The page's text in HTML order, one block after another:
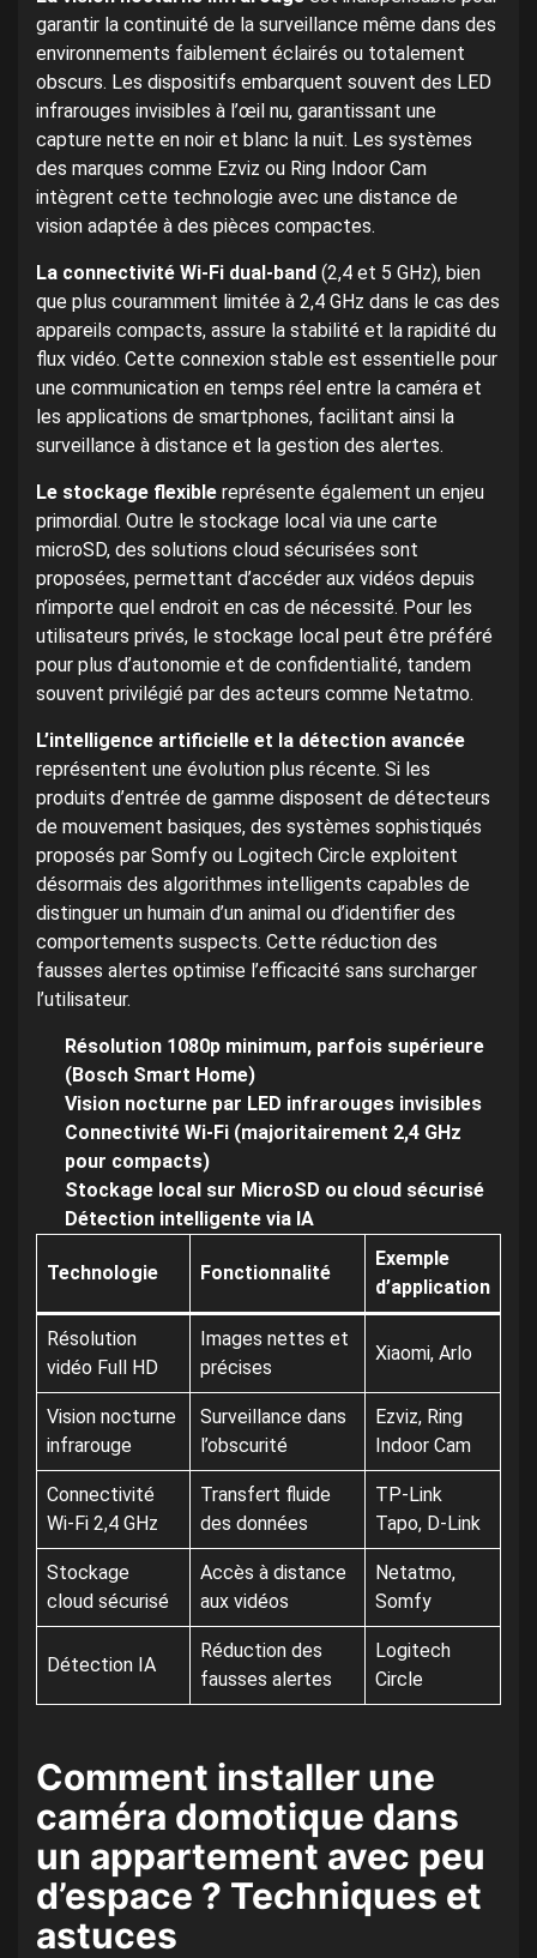
garantir la continuité de la surveillance même dans des
environnements faiblement éclairés ou totalement
obscurs. Les dispositifs embarquent souvent des LED
infrarouges invisibles à l’œil nu, garantissant une
capture nette en noir et blanc la nuit. Les systèmes
des marques comme Ezviz ou Ring Indoor Cam
intègrent cette technologie avec une distance de
vision adaptée à des pièces compactes.
La connectivité Wi-Fi dual-band (2,4 et 5 GHz), bien
que plus couramment limitée à 2,4 GHz dans le cas des
appareils compacts, assure la stabilité et la rapidité du
flux vidéo. Cette connexion stable est essentielle pour
une communication en temps réel entre la caméra et
les applications de smartphones, facilitant ainsi la
surveillance à distance et la gestion des alertes.
Le stockage flexible représente également un enjeu
primordial. Outre le stockage local via une carte
microSD, des solutions cloud sécurisées sont
proposées, permettant d’accéder aux vidéos depuis
n’importe quel endroit en cas de nécessité. Pour les
utilisateurs privés, le stockage local peut être préféré
pour plus d’autonomie et de confidentialité, tandem
souvent privilégié par des acteurs comme Netatmo.
L’intelligence artificielle et la détection avancée
représentent une évolution plus récente. Si les
produits d’entrée de gamme disposent de détecteurs
de mouvement basiques, des systèmes sophistiqués
proposés par Somfy ou Logitech Circle exploitent
désormais des algorithmes intelligents capables de
distinguer un humain d’un animal ou d’identifier des
comportements suspects. Cette réduction des
fausses alertes optimise l’efficacité sans surcharger
l’utilisateur.
Résolution 1080p minimum, parfois supérieure
(Bosch Smart Home)
Vision nocturne par LED infrarouges invisibles
Connectivité Wi-Fi (majoritairement 2,4 GHz
pour compacts)
Stockage local sur MicroSD ou cloud sécurisé
Détection intelligente via IA
Technologie Fonctionnalité
Exemple
d’application
Résolution
vidéo Full HD
Images nettes et
précises
Xiaomi, Arlo
Vision nocturne
infrarouge
Surveillance dans
l’obscurité
Ezviz, Ring
Indoor Cam
Connectivité
Wi-Fi 2,4 GHz
Transfert fluide
des données
TP-Link
Tapo, D-Link
Stockage
cloud sécurisé
Accès à distance
aux vidéos
Netatmo,
Somfy
Détection IA
Réduction des
fausses alertes
Logitech
Circle
Comment installer une
caméra domotique dans
un appartement avec peu
d’espace ? Techniques et
astuces